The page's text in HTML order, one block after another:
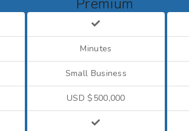
Wildcard
Minutes
Small Business
USD $500,000